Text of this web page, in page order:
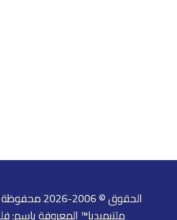
الحقوق ©
ملتيميديا™ المعروفة باسم: